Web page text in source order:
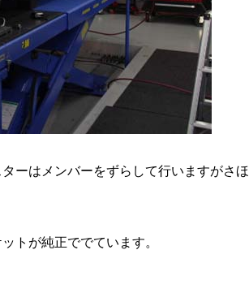
ーはメンバーをずらして行いますがさほ
トが純正ででています。